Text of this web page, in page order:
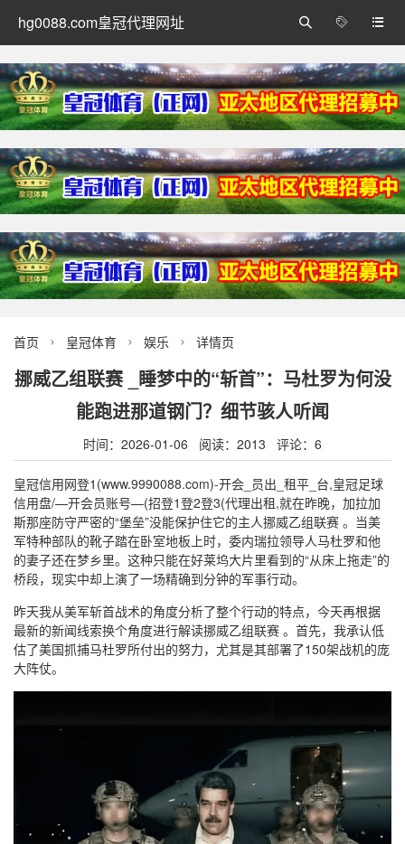
hg0088.com皇冠代理网址 


首页  皇冠体育  娱乐  详情页
挪威乙组联赛 _睡梦中的“斩首”：马杜罗为何没
能跑进那道钢门？细节骇人听闻
时间：2026-01-06 阅读：2013 评论：6
皇冠信用网登1(www.9990088.com)-开会_员出_租平_台,皇冠足球
信用盘/—开会员账号—(招登1登2登3(代理出租,就在昨晚，加拉加
斯那座防守严密的“堡垒”没能保护住它的主人挪威乙组联赛 。当美
军特种部队的靴子踏在卧室地板上时，委内瑞拉领导人马杜罗和他
的妻子还在梦乡里。这种只能在好莱坞大片里看到的“从床上拖走”的
桥段，现实中却上演了一场精确到分钟的军事行动。
昨天我从美军斩首战术的角度分析了整个行动的特点，今天再根据
最新的新闻线索换个角度进行解读挪威乙组联赛 。首先，我承认低
估了美国抓捕马杜罗所付出的努力，尤其是其部署了150架战机的庞
大阵仗。